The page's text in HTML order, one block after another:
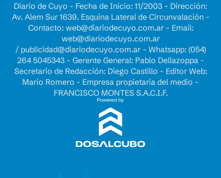
Diario de Cuyo - Fecha de Inicio: 11/2003 - Dirección:
Av. Alem Sur 1639. Esquina Lateral de Circunvalación -
Contacto: web@diariodecuyo.com.ar- Email:
web@diariodecuyo.com.ar
/ publicidad@diariodecuyo.com.ar- Whatsapp: (054)
264 5045343 - Gerente General: Pablo Dellazoppa -
Secretario de Redacción: Diego Castillo - Editor Web:
Mario Romero - Empresa propietaria del medio -
FRANCISCO MONTES S.A.C.I.F.